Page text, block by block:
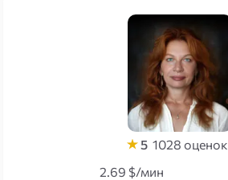
5 1028 оценок
2.69 $/мин